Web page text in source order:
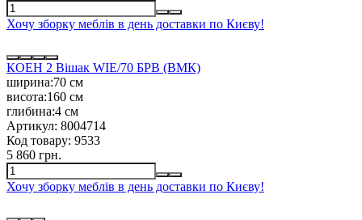
Хочу зборку меблів в день доставки по Києву!
КОЕН 2 Вішак WIE/70 БРВ (ВМК)
ширина:70 см
висота:160 см
глибина:4 см
Артикул: 8004714
Код товару: 9533
5 860 грн.
Хочу зборку меблів в день доставки по Києву!